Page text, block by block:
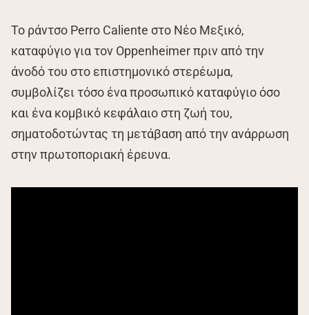
Το ράντσο Perro Caliente στο Νέο Μεξικό,
καταφύγιο για τον Oppenheimer πριν από την
άνοδό του στο επιστημονικό στερέωμα,
συμβολίζει τόσο ένα προσωπικό καταφύγιο όσο
και ένα κομβικό κεφάλαιο στη ζωή του,
σηματοδοτώντας τη μετάβαση από την ανάρρωση
στην πρωτοποριακή έρευνα.